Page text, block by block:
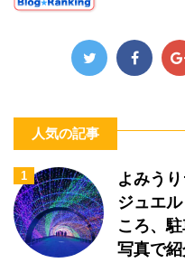
人気の記事
1
よみう
ジュエ
ころ、
写真で